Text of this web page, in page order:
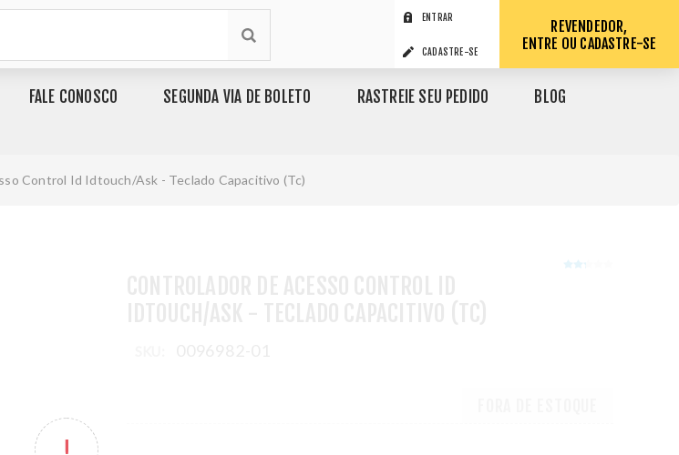
ENTRAR
CADASTRE-SE
REVENDEDOR,
ENTRE OU CADASTRE-SE
FALE CONOSCO SEGUNDA VIA DE BOLETO RASTREIE SEU PEDIDO BLOG
Control Id Idtouch/Ask - Teclado Capacitivo (Tc)